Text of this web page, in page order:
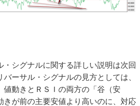
シグナルに関する詳しい説明は次回
バーサル・シグナルの見方としては、
値動きとＲＳＩの両方の「谷（安
きが前の主要安値より高いのに、対応